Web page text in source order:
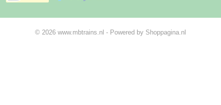
© 2026 www.mbtrains.nl - Powered by Shoppagina.nl